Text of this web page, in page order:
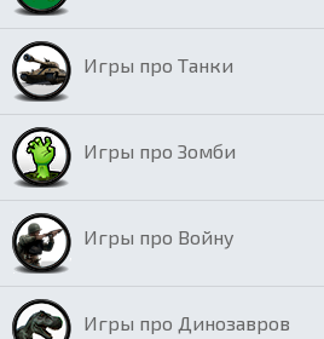
Игры про Танки
Игры про Зомби
Игры про Войну
Игры про Динозавров